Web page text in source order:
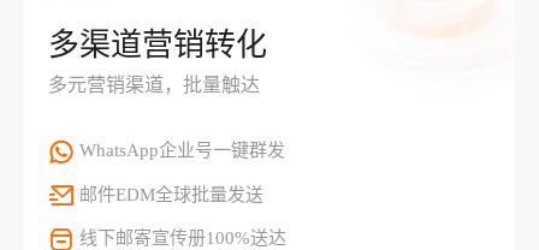
多渠道营销转化
多元营销渠道，批量触达
WhatsApp企业号一键群发
邮件EDM全球批量发送
线下邮寄宣传册100%送达